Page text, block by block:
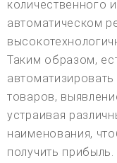
количественного
автоматическом
Таким образом,
товаров,
устраивая
наименования,
получить